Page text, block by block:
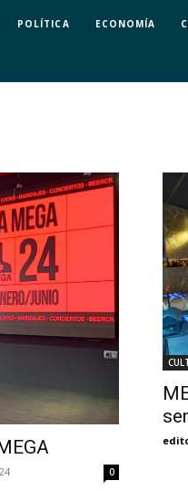
POLÍTICA ECONOMÍA
0